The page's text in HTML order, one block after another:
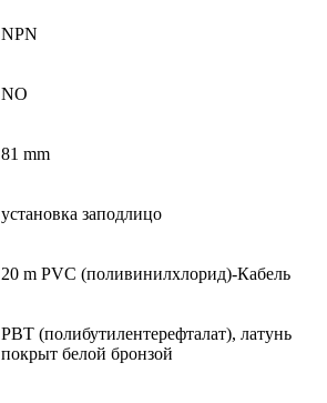
NPN
NO
81 mm
установка заподлицо
20 m PVC (поливинилхлорид)-Кабель
PBT (полибутилентерефталат), латунь
покрыт белой бронзой